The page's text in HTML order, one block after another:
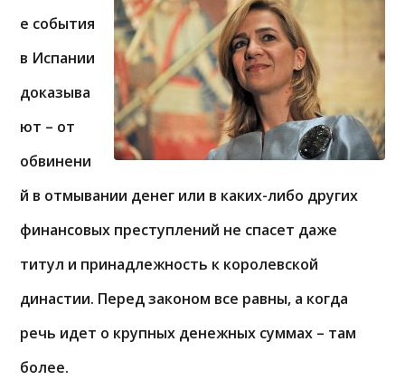
е события
в Испании
доказыва
ют – от
обвинени
й в отмывании денег или в каких-либо других
финансовых преступлений не спасет даже
титул и принадлежность к королевской
династии. Перед законом все равны, а когда
речь идет о крупных денежных суммах – там
более.